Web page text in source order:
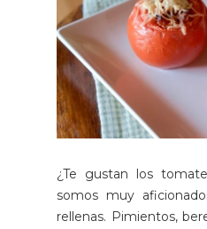
¿Te gustan los
somos muy
rellenas. Pimientos,